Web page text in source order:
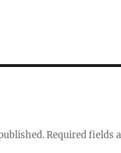
Required fields